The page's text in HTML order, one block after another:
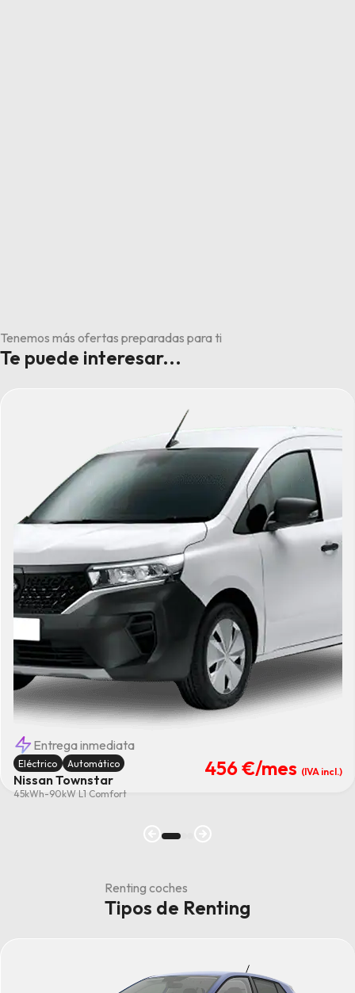
Tenemos más ofertas preparadas para ti
Te puede interesar...
Entrega inmediata
Nissan Townstar
45kWh-90kW L1 Comfort
456 €/mes (IVA incl.)
Eléctrico Automático
Renting coches
Tipos de Renting